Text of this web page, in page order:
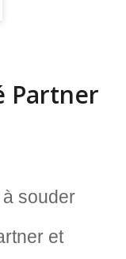
Partner
souder
et